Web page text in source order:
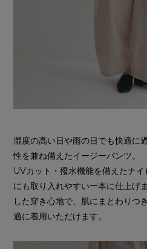
湿度の高い日や雨の日でも快適に
性を兼ね備えたイージーパンツ。
UVカット・撥水機能を備えたナ
にも取り入れやすい一本に仕上げ
した穿き心地で、肌にまとわりつ
適に着用いただけます。